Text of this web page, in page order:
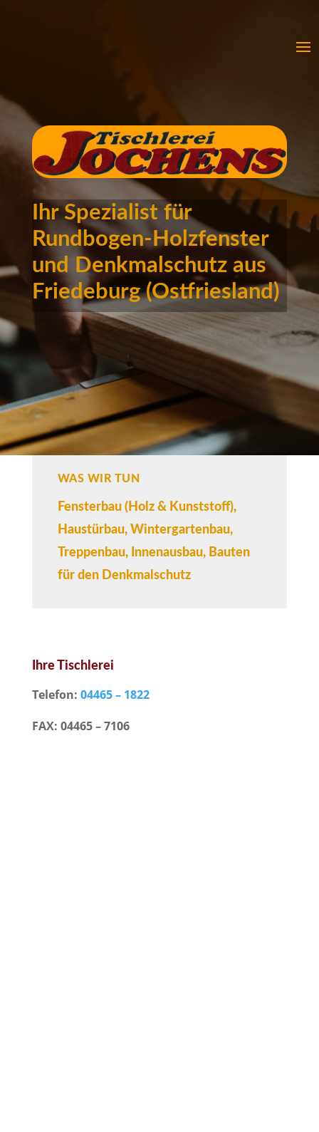
Ihr Spezialist für
Rundbogen-Holzfenster
und Denkmalschutz aus
Friedeburg (Ostfriesland)
WAS WIR TUN
Fensterbau (Holz & Kunststoff),
Haustürbau, Wintergartenbau,
Treppenbau, Innenausbau, Bauten
für den Denkmalschutz
Ihre Tischlerei
Telefon: 04465 – 1822
FAX: 04465 – 7106